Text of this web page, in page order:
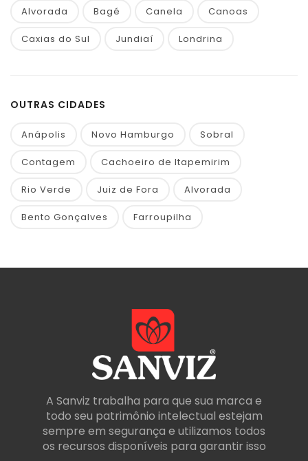
Alvorada Bagé Canela Canoas
Caxias do Sul Jundiaí Londrina
OUTRAS CIDADES
Anápolis Novo Hamburgo Sobral
Contagem Cachoeiro de Itapemirim
Rio Verde Juiz de Fora Alvorada
Bento Gonçalves Farroupilha
A Sanviz trabalha para que sua marca e
todo seu patrimônio intelectual estejam
sempre em segurança e utilizamos todos
os recursos disponíveis para garantir isso